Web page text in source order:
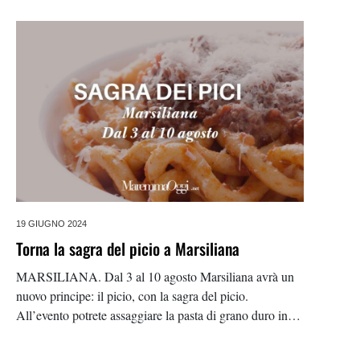
19 GIUGNO 2024
Torna la sagra del picio a Marsiliana
MARSILIANA. Dal 3 al 10 agosto Marsiliana avrà un
nuovo principe: il picio, con la sagra del picio.
All’evento potrete assaggiare la pasta di grano duro in